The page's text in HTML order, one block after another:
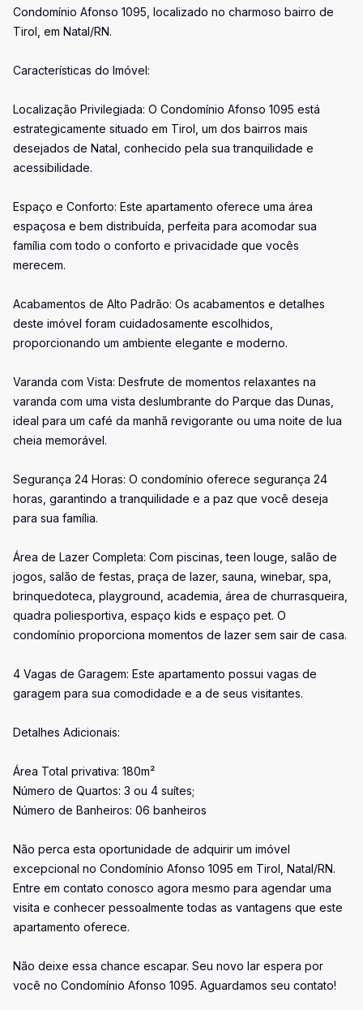
Condomínio Afonso 1095, localizado no charmoso bairro de
Tirol, em Natal/RN.
Características do Imóvel:
Localização Privilegiada: O Condomínio Afonso 1095 está
estrategicamente situado em Tirol, um dos bairros mais
desejados de Natal, conhecido pela sua tranquilidade e
acessibilidade.
Espaço e Conforto: Este apartamento oferece uma área
espaçosa e bem distribuída, perfeita para acomodar sua
família com todo o conforto e privacidade que vocês
merecem.
Acabamentos de Alto Padrão: Os acabamentos e detalhes
deste imóvel foram cuidadosamente escolhidos,
proporcionando um ambiente elegante e moderno.
Varanda com Vista: Desfrute de momentos relaxantes na
varanda com uma vista deslumbrante do Parque das Dunas,
ideal para um café da manhã revigorante ou uma noite de lua
cheia memorável.
Segurança 24 Horas: O condomínio oferece segurança 24
horas, garantindo a tranquilidade e a paz que você deseja
para sua família.
Área de Lazer Completa: Com piscinas, teen louge, salão de
jogos, salão de festas, praça de lazer, sauna, winebar, spa,
brinquedoteca, playground, academia, área de churrasqueira,
quadra poliesportiva, espaço kids e espaço pet. O
condomínio proporciona momentos de lazer sem sair de casa.
4 Vagas de Garagem: Este apartamento possui vagas de
garagem para sua comodidade e a de seus visitantes.
Detalhes Adicionais:
Área Total privativa: 180m²
Número de Quartos: 3 ou 4 suítes;
Número de Banheiros: 06 banheiros
Não perca esta oportunidade de adquirir um imóvel
excepcional no Condomínio Afonso 1095 em Tirol, Natal/RN.
Entre em contato conosco agora mesmo para agendar uma
visita e conhecer pessoalmente todas as vantagens que este
apartamento oferece.
Não deixe essa chance escapar. Seu novo lar espera por
você no Condomínio Afonso 1095. Aguardamos seu contato!